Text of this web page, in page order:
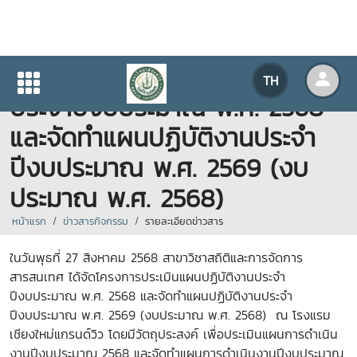
TH
โครงการประเมินแผนปฏิบัติงาน
ประจำปีงบประมาณ พ.ศ. 2568
และจัดทำแผนปฏิบัติงานประจำ
ปีงบประมาณ พ.ศ. 2569 (งบ
ประมาณ พ.ศ. 2568)
หน้าแรก ข่าวสารกิจกรรม รายละเอียดข่าวสาร
ในวันพุธที่ 27 สิงหาคม 2568 สาขาวิชาสถิติและการจัดการ
สารสนเทศ ได้จัดโครงการประเมินแผนปฏิบัติงานประจำ
ปีงบประมาณ พ.ศ. 2568 และจัดทำแผนปฏิบัติงานประจำ
ปีงบประมาณ พ.ศ. 2569 (งบประมาณ พ.ศ. 2568) ณ โรงแรม
เชียงใหม่แกรนด์วิว โดยมีวัตถุประสงค์ เพื่อประเมินแผนการดำเนิน
งานปีงบประมาณ 2568 และจัดทำแผนการดำเนินงานปีงบประมาณ